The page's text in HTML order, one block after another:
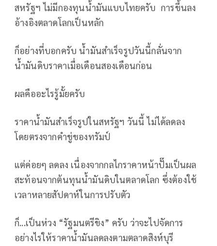
สหรัฐฯ ไม่มีกองทุนน้ำมันแบบไทยครับ การขึ้นลง
อ้างอิงตลาดโลกเป็นหลัก
ก็อย่างที่บอกครับ น้ำมันสำเร็จรูปวันนี้กลั่นจาก
น้ำมันดิบราคาเมื่อเดือนสองเดือนก่อน
ผลคืออะไรรู้มั้ยครับ
ราคาน้ำมันสำเร็จรูปในสหรัฐฯ วันนี้ ไม่ได้ลดลง
โดยตรงจากคำขู่ของทรัมป์
แต่ค่อยๆ ลดลง เนื่องจากกลไกราคาหน้าปั๊มเป็นผล
สะท้อนจากต้นทุนน้ำมันดิบในตลาดโลก ซึ่งต้องใช้
เวลาหลายสัปดาห์ในการปรับตัว
ก็...เป็นห่วง “รัฐมนตรีขิง” ครับ ว่าจะไปจัดการ
อย่างไรให้ราคาน้ำมันลดลงตามตลาดสิงห์บุรี